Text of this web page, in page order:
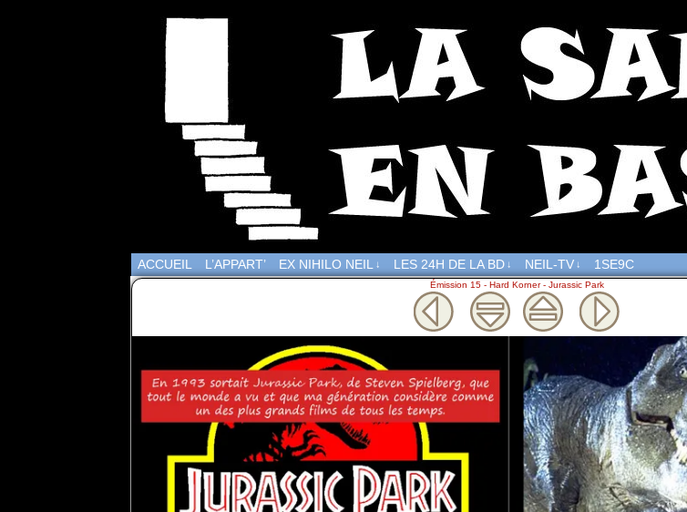
ACCUEIL L’APPART’ EX NIHILO NEIL ↓ LES 24H DE LA BD ↓ NEIL-TV ↓ 1SE9C
Émission 15 - Hard Korner - Jurassic Park